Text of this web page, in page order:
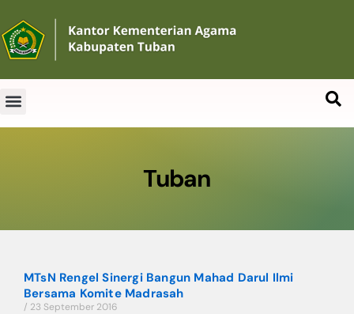
Tuban
MTsN Rengel Sinergi Bangun Mahad Darul Ilmi
Bersama Komite Madrasah
23 September 2016